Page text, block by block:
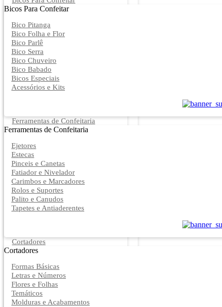
Bicos Para Confeitar
Bico Pitanga
Bico Folha e Flor
Bico Parlê
Bico Serra
Bico Chuveiro
Bico Babado
Bicos Especiais
Acessórios e Kits
Ferramentas de Confeitaria
Ferramentas de Confeitaria
Ejetores
Estecas
Pinceis e Canetas
Fatiador e Nivelador
Carimbos e Marcadores
Rolos e Suportes
Palito e Canudos
Tapetes e Antiaderentes
Cortadores
Cortadores
Formas Básicas
Letras e Números
Flores e Folhas
Temáticos
Molduras e Acabamentos